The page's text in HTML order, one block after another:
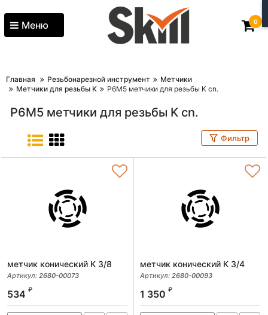
Меню 0
Главная Резьбонарезной инструмент
Метчики
Метчики для резьбы K
Р6М5 метчики для резьбы K cn.
Р6М5 метчики для резьбы K cn.
Фильтр
метчик конический К 3/8
Артикул: 2680-00073
534 ₽
метчик конический К 3/4
Артикул: 2680-00093
1 350 ₽